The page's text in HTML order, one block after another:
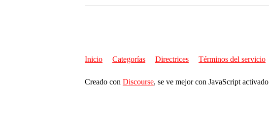
Inicio Categorías Directrices Términos del servicio
Creado con Discourse, se ve mejor con JavaScript activado